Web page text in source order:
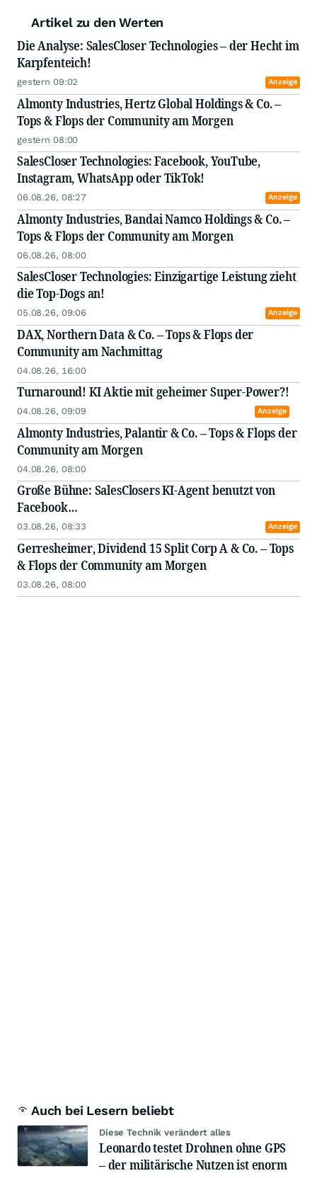
Artikel zu den Werten
Die Analyse: SalesCloser Technologies – der Hecht im
Karpfenteich!
gestern 09:02 Anzeige
Almonty Industries, Hertz Global Holdings & Co. –
Tops & Flops der Community am Morgen
gestern 08:00
SalesCloser Technologies: Facebook, YouTube,
Instagram, WhatsApp oder TikTok!
06.08.26, 08:27 Anzeige
Almonty Industries, Bandai Namco Holdings & Co. –
Tops & Flops der Community am Morgen
06.08.26, 08:00
SalesCloser Technologies: Einzigartige Leistung zieht
die Top-Dogs an!
05.08.26, 09:06 Anzeige
DAX, Northern Data & Co. – Tops & Flops der
Community am Nachmittag
04.08.26, 16:00
Turnaround! KI Aktie mit geheimer Super-Power?!
04.08.26, 09:09 Anzeige
Almonty Industries, Palantir & Co. – Tops & Flops der
Community am Morgen
04.08.26, 08:00
Große Bühne: SalesClosers KI-Agent benutzt von
Facebook…
03.08.26, 08:33 Anzeige
Gerresheimer, Dividend 15 Split Corp A & Co. – Tops
& Flops der Community am Morgen
03.08.26, 08:00
Auch bei Lesern beliebt
Diese Technik verändert alles
Leonardo testet Drohnen ohne GPS
– der militärische Nutzen ist enorm